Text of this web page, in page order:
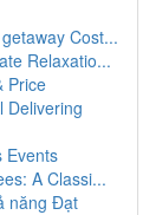
Cost...
Relaxatio...
Price
Delivering
Events
A Classi...
năng Đạt